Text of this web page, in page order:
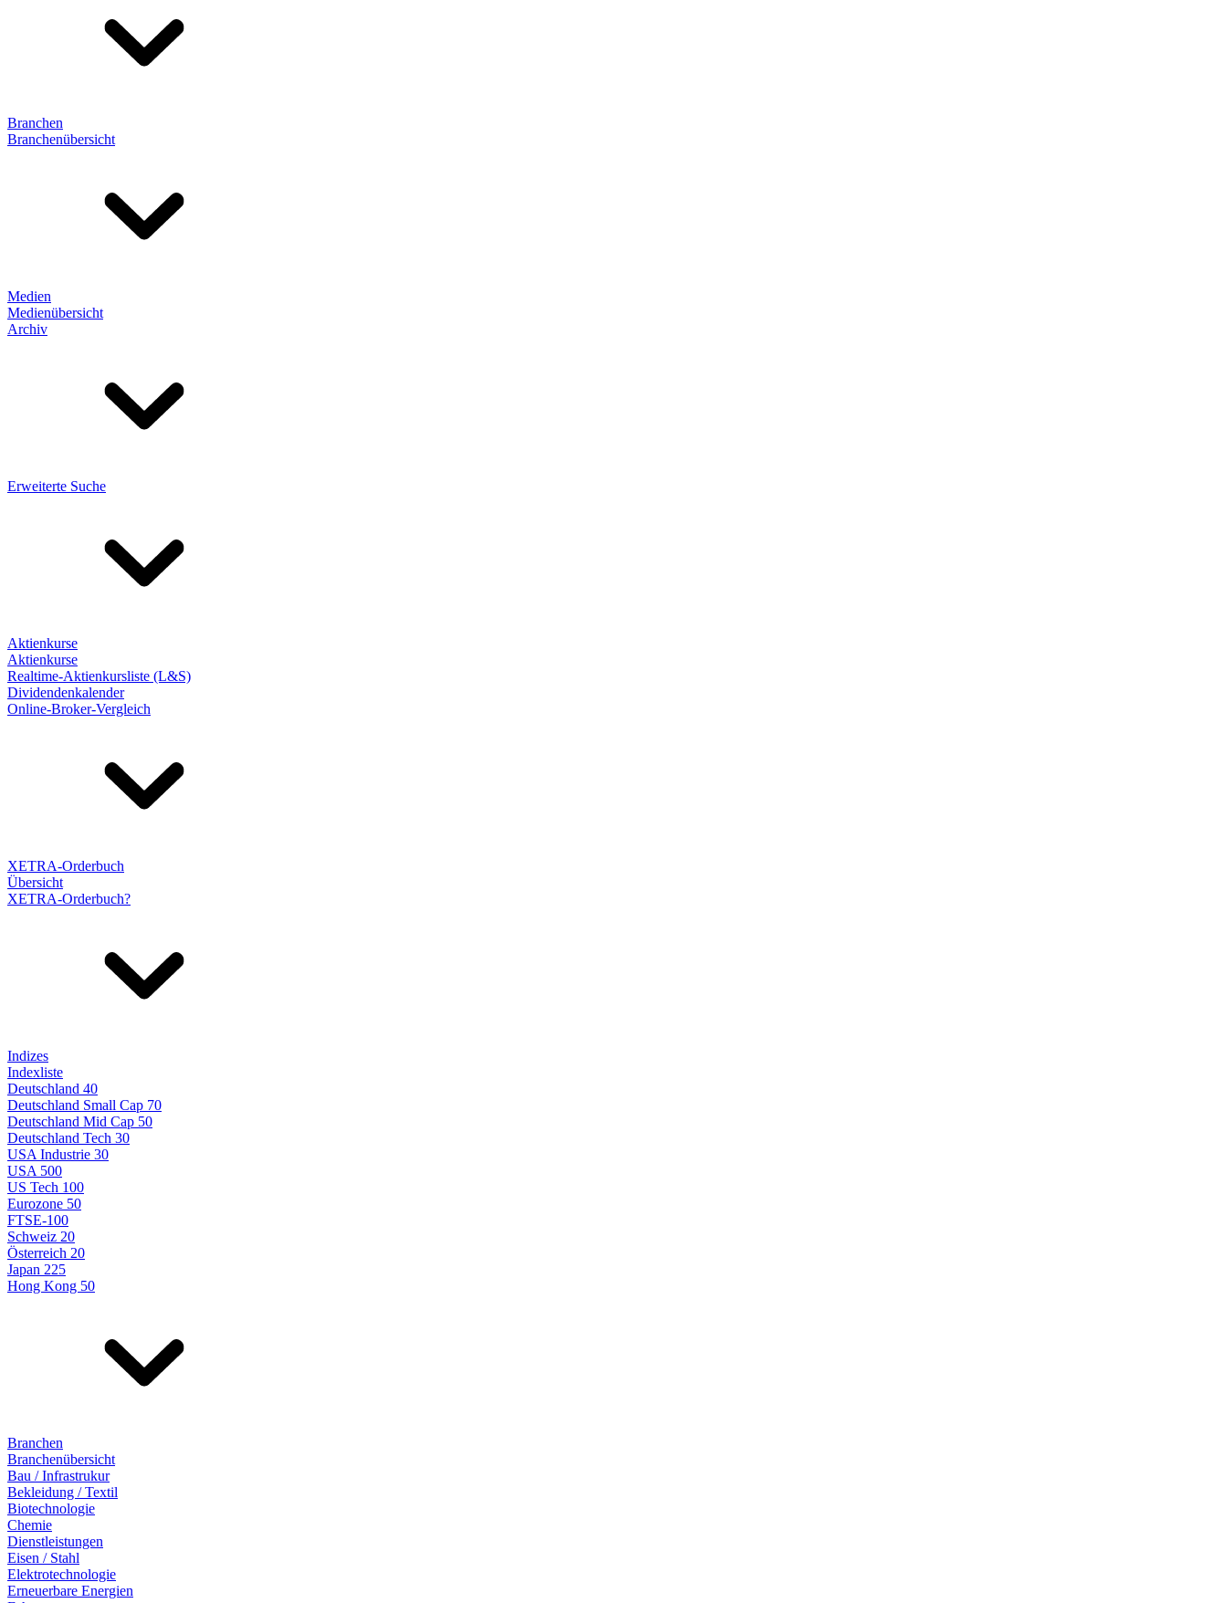
Branchen
Branchenübersicht
Medien
Medienübersicht
Archiv
Erweiterte Suche
Aktienkurse
Aktienkurse
Realtime-Aktienkursliste (L&S)
Dividendenkalender
Online-Broker-Vergleich
XETRA-Orderbuch
Übersicht
XETRA-Orderbuch?
Indizes
Indexliste
Deutschland 40
Deutschland Small Cap 70
Deutschland Mid Cap 50
Deutschland Tech 30
USA Industrie 30
USA 500
US Tech 100
Eurozone 50
FTSE-100
Schweiz 20
Österreich 20
Japan 225
Hong Kong 50
Branchen
Branchenübersicht
Bau / Infrastrukur
Bekleidung / Textil
Biotechnologie
Chemie
Dienstleistungen
Eisen / Stahl
Elektrotechnologie
Erneuerbare Energien